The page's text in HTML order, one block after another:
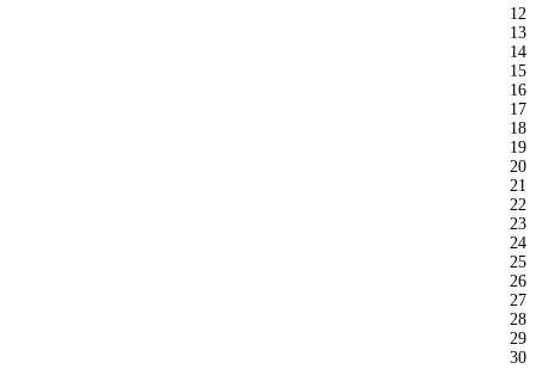
12
13
14
15
16
17
18
19
20
21
22
23
24
25
26
27
28
29
30